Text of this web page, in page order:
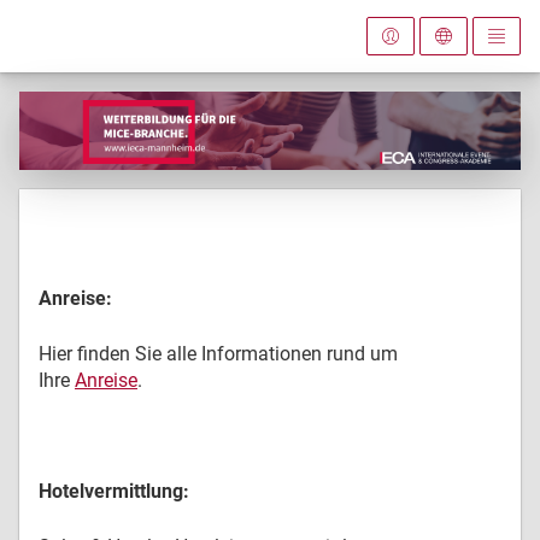
Anreise:
Hier finden Sie alle Informationen rund um
Ihre Anreise.
Hotelvermittlung: